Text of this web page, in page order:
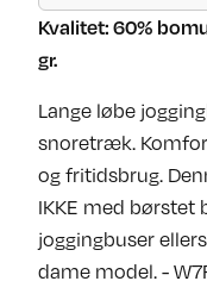
Kvalitet: 60%
gr.
Lange løbe
snoretræk.
og fritidsbrug.
IKKE med børstet
joggingbuser
dame model. -